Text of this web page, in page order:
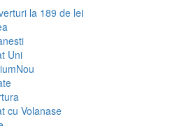
la 189 de lei
Uni
Nou
cu Volanase